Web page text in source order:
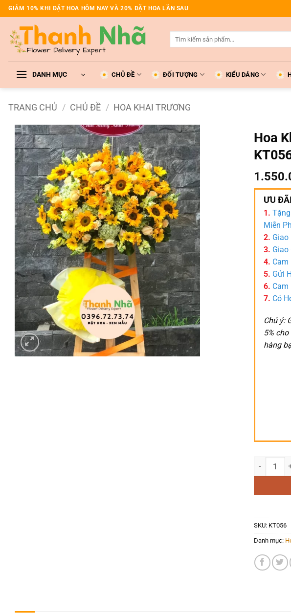
Bỏ
qua
dung
GIẢM 10% KHI ĐẶT HOA HÔM NAY VÀ 20% ĐẶT HOA LẦN SAU
DANH MỤC CHỦ ĐỀ ĐỐI TƯỢNG KIỂU DÁNG
TRANG CHỦ / CHỦ ĐỀ / HOA KHAI TRƯƠNG
Add to
wishlist
Hoa
ƯU
1.
Miễn
2.
3. Giao
4. Cam
5. Gửi
6. Cam
7. Có
Chú ý:
5%
hàng
Hoa Khai
SKU: KT056
Danh mục: